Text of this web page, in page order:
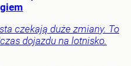
czekają duże zmiany. To
dojazdu na lotnisko.